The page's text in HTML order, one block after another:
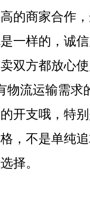
的商家合作
一样的，诚
双方都放心
物流运输需求
开支哦，特
，不是单纯
择。